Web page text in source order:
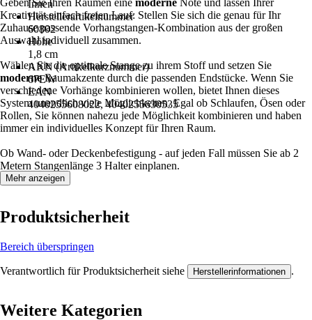
Innen
Herstellerartikelnummer
60802
Höhe
1,8 cm
AKN (Artikelkurznummer)
67EW
EAN
4040255608022, 4040255630535
Geben Sie Ihren Räumen eine moderne Note und lassen Ihrer
Kreativität einfach freien Lauf: Stellen Sie sich die genau für Ihr
Zuhause passende Vorhangstangen-Kombination aus der großen
Auswahl individuell zusammen.
Wählen Sie die optimale Stange zu ihrem Stoff und setzen Sie
moderneRaumakzente durch die passenden Endstücke. Wenn Sie
verschiedene Vorhänge kombinieren wollen, bietet Ihnen dieses
System unendlich viele Möglichkeiten. Egal ob Schlaufen, Ösen oder
Rollen, Sie können nahezu jede Möglichkeit kombinieren und haben
immer ein individuelles Konzept für Ihren Raum.
Ob Wand- oder Deckenbefestigung - auf jeden Fall müssen Sie ab 2
Metern Stangenlänge 3 Halter einplanen.
Mehr anzeigen
Produktsicherheit
Bereich überspringen
Verantwortlich für Produktsicherheit siehe Herstellerinformationen .
Weitere Kategorien